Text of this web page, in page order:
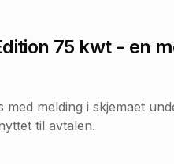
75 kwt- en
melding i skjemaet
til avtalen.